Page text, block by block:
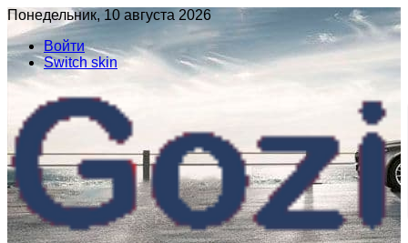
Понедельник, 10 августа 2026
Войти
Switch skin